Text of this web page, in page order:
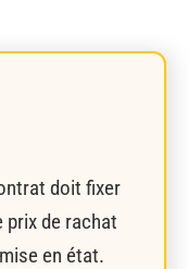
doit fixer
prix de rachat
en état.